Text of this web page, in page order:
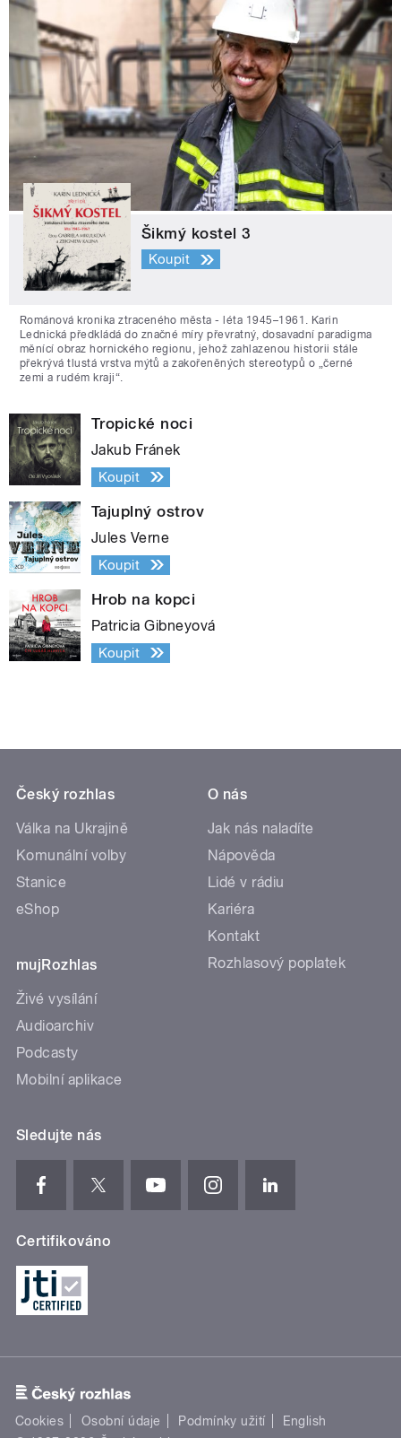
Šikmý kostel 3
Koupit
Románová kronika ztraceného města - léta 1945–1961. Karin
Lednická předkládá do značné míry převratný, dosavadní paradigma
měnící obraz hornického regionu, jehož zahlazenou historii stále
překrývá tlustá vrstva mýtů a zakořeněných stereotypů o „černé
zemi a rudém kraji“.
Tropické noci
Jakub Fránek
Koupit
Tajuplný ostrov
Jules Verne
Koupit
Hrob na kopci
Patricia Gibneyová
Koupit
Český rozhlas
Válka na Ukrajině
Komunální volby
Stanice
eShop
mujRozhlas
Živé vysílání
Audioarchiv
Podcasty
Mobilní aplikace
O nás
Jak nás naladíte
Nápověda
Lidé v rádiu
Kariéra
Kontakt
Rozhlasový poplatek
Sledujte nás
Certifikováno
Cookies Osobní údaje Podmínky užití
English